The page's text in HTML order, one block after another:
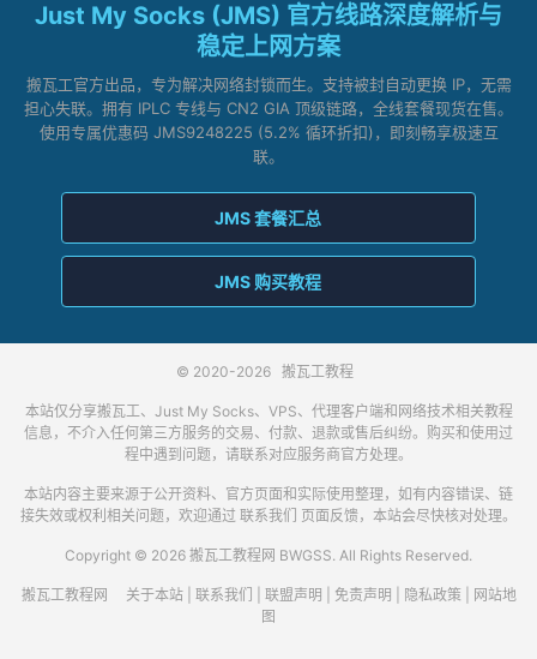
Just My Socks (JMS) 官方线路深度解析与
稳定上网方案
搬瓦工官方出品，专为解决网络封锁而生。支持被封自动更换 IP，无需
担心失联。拥有 IPLC 专线与 CN2 GIA 顶级链路，全线套餐现货在售。
使用专属优惠码 JMS9248225 (5.2% 循环折扣)，即刻畅享极速互
联。
JMS 套餐汇总
JMS 购买教程
© 2020-2026 搬瓦工教程
本站仅分享搬瓦工、Just My Socks、VPS、代理客户端和网络技术相关教程
信息，不介入任何第三方服务的交易、付款、退款或售后纠纷。购买和使用过
程中遇到问题，请联系对应服务商官方处理。
本站内容主要来源于公开资料、官方页面和实际使用整理，如有内容错误、链
接失效或权利相关问题，欢迎通过 联系我们 页面反馈，本站会尽快核对处理。
Copyright © 2026 搬瓦工教程网 BWGSS. All Rights Reserved.
搬瓦工教程网 关于本站| 联系我们 联盟声明 免责声明 隐私政策
网站地
图